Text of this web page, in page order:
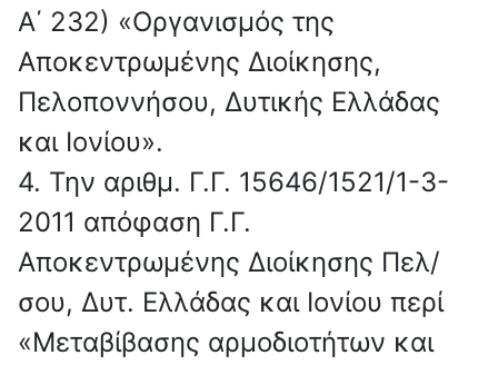
Α΄ 232) «Οργανισμός της
Αποκεντρωμένης Διοίκησης,
Πελοποννήσου, Δυτικής Ελλάδας
και Ιονίου».
4. Την αριθμ. Γ.Γ. 15646/1521/1-3-
2011 απόφαση Γ.Γ.
Αποκεντρωμένης Διοίκησης Πελ/
σου, Δυτ. Ελλάδας και Ιονίου περί
«Μεταβίβασης αρμοδιοτήτων και